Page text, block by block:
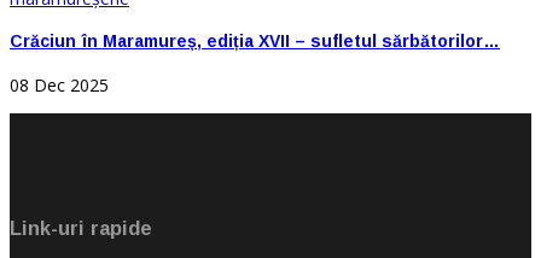
Crăciun în Maramureș, ediția XVII – sufletul sărbătorilor…
08 Dec 2025
Link-uri rapide